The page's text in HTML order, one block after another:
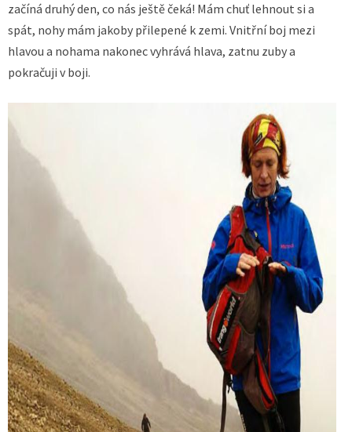
začíná druhý den, co nás ještě čeká! Mám chuť lehnout si a
spát, nohy mám jakoby přilepené k zemi. Vnitřní boj mezi
hlavou a nohama nakonec vyhrává hlava, zatnu zuby a
pokračuji v boji.